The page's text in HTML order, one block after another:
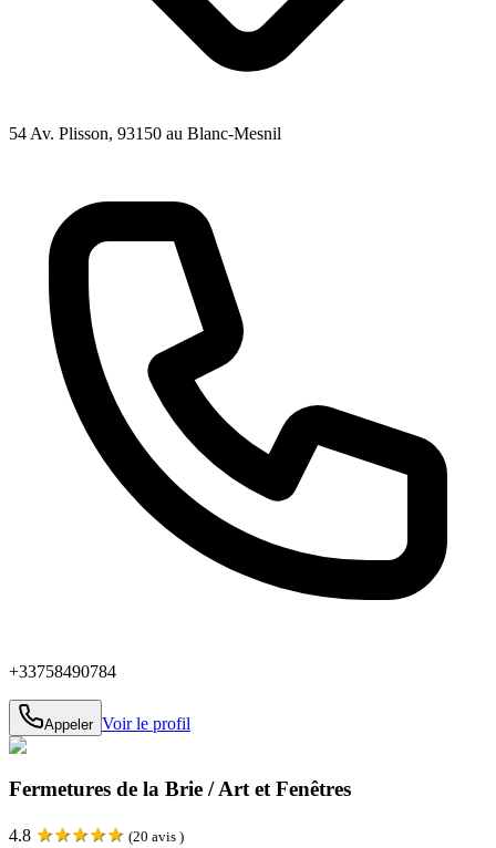
54 Av. Plisson, 93150 au Blanc-Mesnil
+33758490784
Appeler Voir le profil
Fermetures de la Brie / Art et Fenêtres
4.8 ★★★★★ (20 avis )